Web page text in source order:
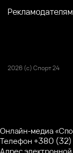
Рекламодателям
2026 (с) Спорт 24
Онлайн-медиа
Телефон +380